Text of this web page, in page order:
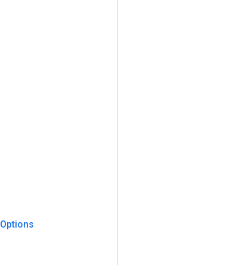
Options